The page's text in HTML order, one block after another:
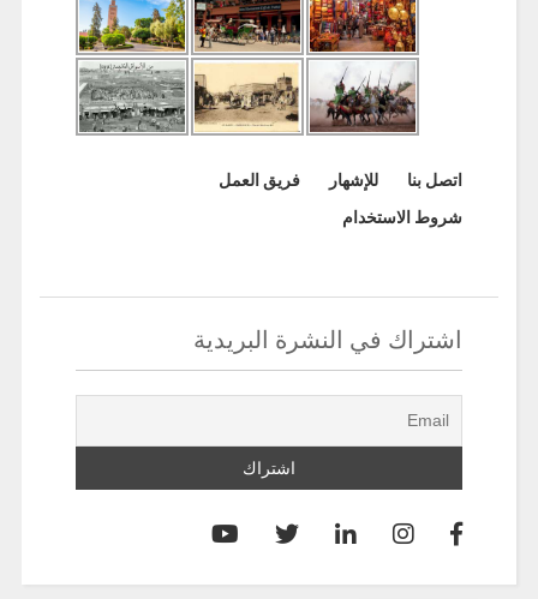
اتصل بنا للإشهار
فريق العمل
شروط الاستخدام
اشتراك في النشرة البريدية